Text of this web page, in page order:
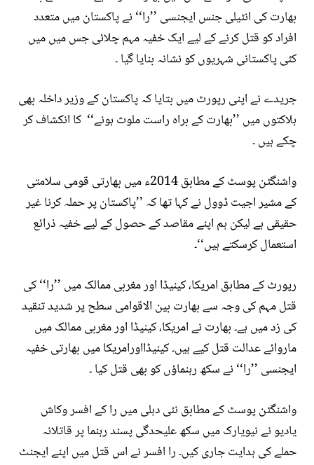
بھارت کی انٹیلی جنس ایجنسی ’’را‘‘ نے پاکستان میں متعدد
افراد کو قتل کرنے کے لیے ایک خفیہ مہم چلائی جس میں میں
کئی پاکستانی شہریوں کو نشانہ بنایا گیا ۔
جریدے نے اپنی رپورٹ میں بتایا کہ پاکستان کے وزیر داخلہ بھی
ہلاکتوں میں ’’بھارت کے براہ راست ملوث ہونے‘‘ کا انکشاف کر
چکے ہیں ۔
واشنگٹن پوسٹ کے مطابق 2014ء میں بھارتی قومی سلامتی
کے مشیر اجیت ڈوول نے کہا تھا کہ ’’پاکستان پر حملہ کرنا غیر
حقیقی ہے لیکن ہم اپنے مقاصد کے حصول کے لیے خفیہ ذرائع
استعمال کرسکتے ہیں‘‘۔
رپورٹ کے مطابق امریکا، کینیڈا اور مغربی ممالک میں ’’را‘‘ کی
قتل مہم کی وجہ سے بھارت بین الاقوامی سطح پر شدید تنقید
کی زد میں ہے۔ بھارت نے امریکا، کینیڈا اور مغربی ممالک میں
ماروائے عدالت قتل کیے ہیں۔ کینیڈااورامریکا میں بھارتی خفیہ
ایجنسی ’’را‘‘ نے سکھ رہنماؤں کو بھی قتل کیا ۔
واشنگٹن پوسٹ کے مطابق نئی دہلی میں را کے افسر وکاش
یادیو نے نیویارک میں سکھ علیحدگی پسند رہنما پر قاتلانہ
حملے کی ہدایت جاری کیں۔ را افسر نے اس قتل میں اپنے ایجنٹ